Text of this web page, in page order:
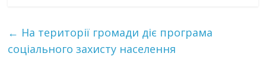
← На території громади діє програма
соціального захисту населення